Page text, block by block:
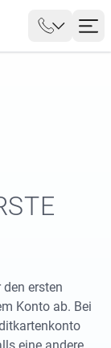
ersten
Konto ab. Bei